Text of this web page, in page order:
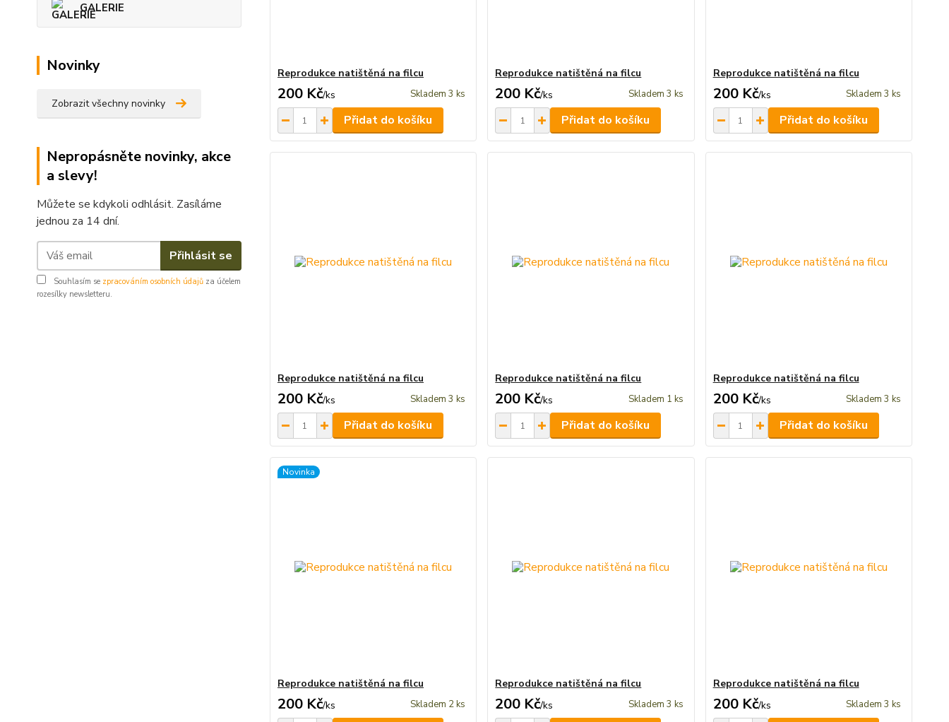
GALERIE
Novinky
Zobrazit všechny novinky
Nepropásněte novinky, akce
a slevy!
Můžete se kdykoli odhlásit. Zasíláme
jednou za 14 dní.
Přihlásit se
Souhlasím se zpracováním osobních údajů za účelem
rozesílky newsletteru.
Reprodukce natištěná na filcu
200 Kč/ks Skladem 3 ks
Přidat do košíku
Reprodukce natištěná na filcu
200 Kč/ks Skladem 3 ks
Přidat do košíku
Reprodukce natištěná na filcu
200 Kč/ks Skladem 3 ks
Přidat do košíku
Reprodukce natištěná na filcu
200 Kč/ks Skladem 3 ks
Přidat do košíku
Reprodukce natištěná na filcu
200 Kč/ks Skladem 1 ks
Přidat do košíku
Reprodukce natištěná na filcu
200 Kč/ks Skladem 3 ks
Přidat do košíku
Novinka
Reprodukce natištěná na filcu
200 Kč/ks Skladem 2 ks
Reprodukce natištěná na filcu
200 Kč/ks Skladem 3 ks
Reprodukce natištěná na filcu
200 Kč/ks Skladem 3 ks